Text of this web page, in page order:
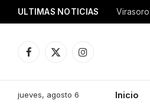
ULTIMAS NOTICIAS
Facebook
X
Instagram
jueves, agosto 6 Inicio